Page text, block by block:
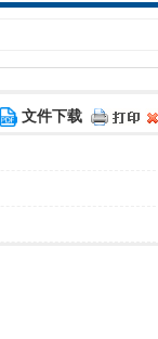
文件下载